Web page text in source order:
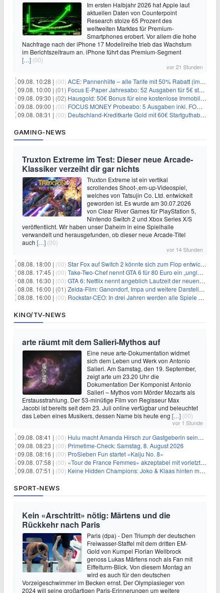
Im ersten Halbjahr 2026 hat Apple laut
aktuellen Daten von Counterpoint
Research stolze 65 Prozent des
weltweiten Marktes für Premium-
Smartphones erobert. Vor allem die hohe
Nachfrage nach der iPhone 17 Modellreihe trieb das Wachstum
im Berichtszeitraum an. iPhone führt das Premium-Segment
[…] (00)
vor 21 Stunden
09.08. 10:28 | (00) ACE: Pannenhilfe – alle Tarife mit 50% Rabatt (im ersten Jahr)
09.08. 10:00 | (01) Focus E-Paper Jahresabo: 52 Ausgaben für 5€ statt 207,48€ – per Formular kündbar!
09.08. 09:30 | (02) Hausgold: 50€ Bonus für eine kostenlose Immobilienbewertung
09.08. 09:00 | (00) FOCUS MONEY Probeabo: 5 Ausgaben inkl. FOCUS+ Zugang für 5€
09.08. 08:31 | (00) Deutschland-Kreditkarte Gold mit 60€ Startguthaben (45€ Gewinn)
GAMING-NEWS
Truxton Extreme im Test: Dieser neue Arcade-
Klassiker verzeiht dir gar nichts
Truxton Extreme ist ein vertikal
scrollendes Shoot-‚em-up-Videospiel,
welches von Tatsujin Co. Ltd. entwickelt
geworden ist. Es wurde am 30.07.2026
von Clear River Games für PlayStation 5,
Nintendo Switch 2 und Xbox Series X/S
veröffentlicht. Wir haben unser Daheim in eine Spielhalle
verwandelt und herausgefunden, ob dieser neue Arcade-Titel
auch […] (00)
vor 14 Stunden
08.08. 18:00 | (00) Star Fox auf Switch 2 könnte sich zum Flop entwickeln
08.08. 17:45 | (00) Take-Two-Chef nennt GTA 6 für 80 Euro ein „unglaubliches Schnäppchen“
08.08. 16:30 | (00) GTA 6: Netflix nennt angeblich Laufzeit der neuen Gameplay-Präsentation
08.08. 16:00 | (01) Zelda-Film: Ganondorf, Impa und weitere Darsteller sollen feststehen
08.08. 16:00 | (00) Rockstar-CEO: In drei Jahren werden alle Spiele gestreamt
KINO/TV-NEWS
arte räumt mit dem Salieri-Mythos auf
Eine neue arte-Dokumentation widmet
sich dem Leben und Werk von Antonio
Salieri. Am Samstag, den 19. September,
zeigt arte um 23.20 Uhr die
Dokumentation Der Komponist Antonio
Salieri – Mythos vom Mörder Mozarts als
Erstausstrahlung. Der 53-minütige Film von Regisseur Max
Jacobi ist bereits seit dem 23. Juli online verfügbar und beleuchtet
das Leben eines Musikers, dessen Name bis heute eng […] (00)
vor 1 Stunde
09.08. 08:41 | (00) Hulu macht Amanda Hirsch zur Gastgeberin seines Reality-Podcasts
09.08. 08:23 | (00) Primetime-Check: Samstag, 8. August 2026
09.08. 08:16 | (00) ProSieben Fun startet «Kaiju No. 8»
09.08. 07:58 | (00) «Tour de France Femmes» akzeptabel mit vorletzter Etappe
09.08. 07:51 | (00) Keine Hidden Champions: Joko & Klaas hinten mit Best-Of
SPORT-NEWS
Kein «Arschtritt» nötig: Märtens und die
Rückkehr nach Paris
Paris (dpa) - Den Triumph der deutschen
Freiwasser-Staffel mit dem dritten EM-
Gold von Kumpel Florian Wellbrock
genoss Lukas Märtens noch als Fan mit
Eiffelturm-Blick. Von diesem Montag an
wird es auch für den deutschen
Vorzeigeschwimmer im Becken ernst. Der Olympiasieger von
2024 will seine großartigen Paris-Erinnerungen um weitere